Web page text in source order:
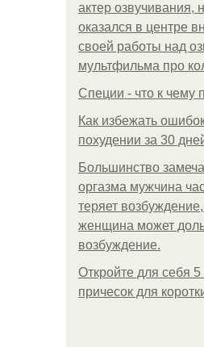
актер озвучивания,
оказался в центре
своей работы над
мультфильма про
Специи - что к чему
Как избежать
похудении за 30
Большинство
оргазма мужчина
теряет возбуждение,
женщина может
возбуждение.
Откройте для себя 5
причесок для